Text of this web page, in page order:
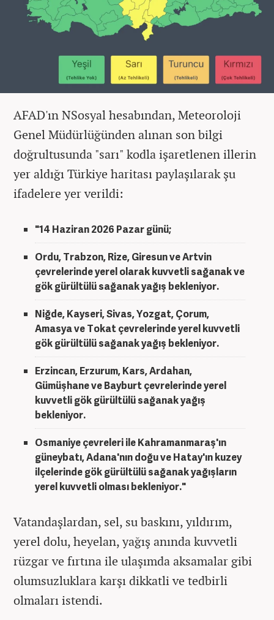
AFAD'ın NSosyal hesabından, Meteoroloji
Genel Müdürlüğünden alınan son bilgi
doğrultusunda "sarı" kodla işaretlenen illerin
yer aldığı Türkiye haritası paylaşılarak şu
ifadelere yer verildi:
"14 Haziran 2026 Pazar günü;
Ordu, Trabzon, Rize, Giresun ve Artvin
çevrelerinde yerel olarak kuvvetli sağanak ve
gök gürültülü sağanak yağış bekleniyor.
Niğde, Kayseri, Sivas, Yozgat, Çorum,
Amasya ve Tokat çevrelerinde yerel kuvvetli
gök gürültülü sağanak yağış bekleniyor.
Erzincan, Erzurum, Kars, Ardahan,
Gümüşhane ve Bayburt çevrelerinde yerel
kuvvetli gök gürültülü sağanak yağış
bekleniyor.
Osmaniye çevreleri ile Kahramanmaraş'ın
güneybatı, Adana'nın doğu ve Hatay'ın kuzey
ilçelerinde gök gürültülü sağanak yağışların
yerel kuvvetli olması bekleniyor."
Vatandaşlardan, sel, su baskını, yıldırım,
yerel dolu, heyelan, yağış anında kuvvetli
rüzgar ve fırtına ile ulaşımda aksamalar gibi
olumsuzluklara karşı dikkatli ve tedbirli
olmaları istendi.